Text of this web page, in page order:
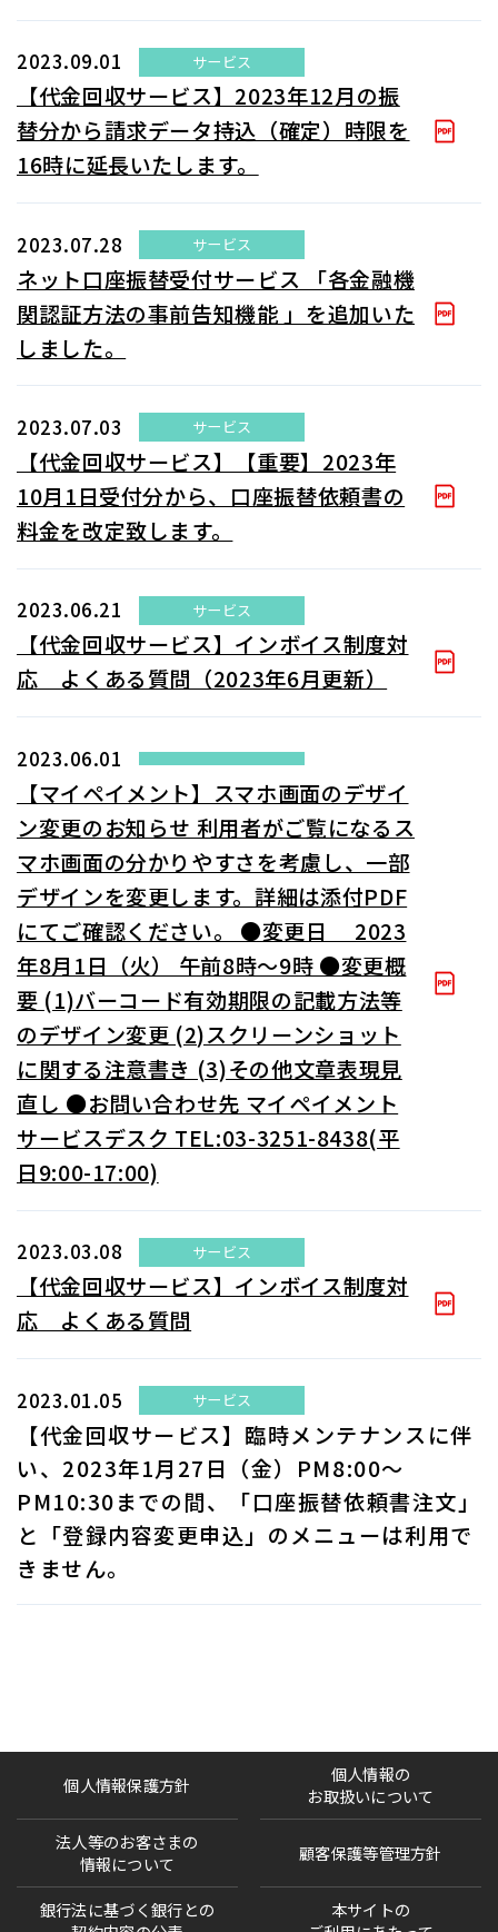
2023.09.01 サービス
【代金回収サービス】2023年12月の振
替分から請求データ持込（確定）時限を
16時に延長いたします。
2023.07.28 サービス
ネット口座振替受付サービス 「各金融機
関認証方法の事前告知機能 」を追加いた
しました。
2023.07.03 サービス
【代金回収サービス】【重要】2023年
10月1日受付分から、口座振替依頼書の
料金を改定致します。
2023.06.21 サービス
【代金回収サービス】インボイス制度対
応 よくある質問（2023年6月更新）
2023.06.01
【マイペイメント】スマホ画面のデザイ
ン変更のお知らせ 利用者がご覧になるス
マホ画面の分かりやすさを考慮し、一部
デザインを変更します。詳細は添付PDF
にてご確認ください。 ●変更日 2023
年8月1日（火） 午前8時～9時 ●変更概
要 (1)バーコード有効期限の記載方法等
のデザイン変更 (2)スクリーンショット
に関する注意書き (3)その他文章表現見
直し ●お問い合わせ先 マイペイメント
サービスデスク TEL:03-3251-8438(平
日9:00-17:00)
2023.03.08 サービス
【代金回収サービス】インボイス制度対
応 よくある質問
2023.01.05 サービス
【代金回収サービス】臨時メンテナンスに伴
い、2023年1月27日（金）PM8:00～
PM10:30までの間、「口座振替依頼書注文」
と「登録内容変更申込」のメニューは利用で
きません。
個人情報保護方針
個人情報の
お取扱いについて
法人等のお客さまの
情報について
顧客保護等管理方針
銀行法に基づく銀行との
本サイトの